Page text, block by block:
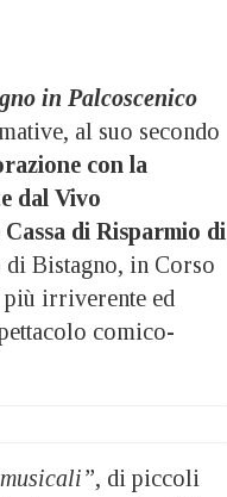
in Palcoscenico
al suo secondo
con la
dal Vivo
di Risparmio di
di Bistagno, in Corso
più irriverente ed
comico-
, di piccoli